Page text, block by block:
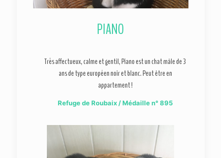
PIANO
Très affectueux, calme et gentil, Piano est un chat mâle de 3
ans de type européen noir et blanc. Peut être en
appartement !
Refuge de Roubaix / Médaille n° 895